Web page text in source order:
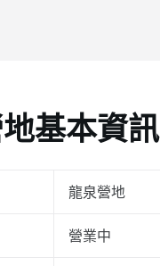
基本資訊
龍泉營地
營業中